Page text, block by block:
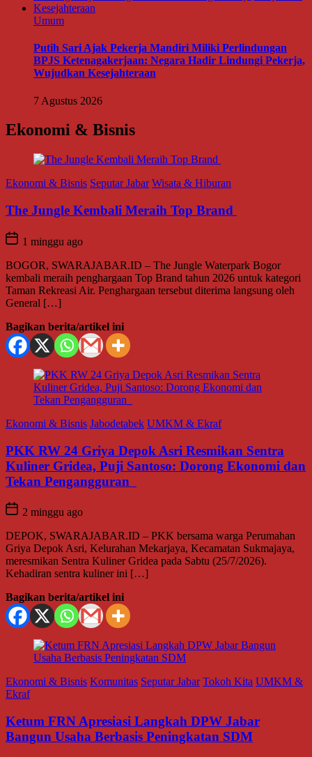
Umum
Putih Sari Ajak Pekerja Mandiri Miliki Perlindungan
BPJS Ketenagakerjaan: Negara Hadir Lindungi Pekerja,
Wujudkan Kesejahteraan
7 Agustus 2026
Ekonomi & Bisnis
Ekonomi & Bisnis Seputar Jabar Wisata & Hiburan
The Jungle Kembali Meraih Top Brand
1 minggu ago
BOGOR, SWARAJABAR.ID – The Jungle Waterpark Bogor
kembali meraih penghargaan Top Brand tahun 2026 untuk kategori
Taman Rekreasi Air. Penghargaan tersebut diterima langsung oleh
General […]
Bagikan berita/artikel ini
Ekonomi & Bisnis Jabodetabek UMKM & Ekraf
PKK RW 24 Griya Depok Asri Resmikan Sentra
Kuliner Gridea, Puji Santoso: Dorong Ekonomi dan
Tekan Pengangguran
2 minggu ago
DEPOK, SWARAJABAR.ID – PKK bersama warga Perumahan
Griya Depok Asri, Kelurahan Mekarjaya, Kecamatan Sukmajaya,
meresmikan Sentra Kuliner Gridea pada Sabtu (25/7/2026).
Kehadiran sentra kuliner ini […]
Bagikan berita/artikel ini
Ekonomi & Bisnis Komunitas Seputar Jabar Tokoh Kita UMKM &
Ekraf
Ketum FRN Apresiasi Langkah DPW Jabar
Bangun Usaha Berbasis Peningkatan SDM